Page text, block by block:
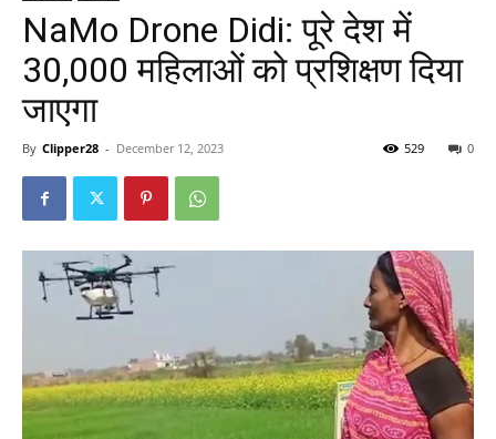
NaMo Drone Didi: पूरे देश में
30,000 महिलाओं को प्रशिक्षण दिया
जाएगा
By Clipper28 - December 12, 2023 0
529